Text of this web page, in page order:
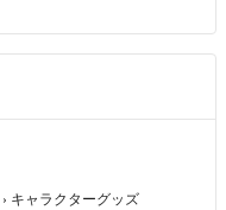
› キャラクターグッズ